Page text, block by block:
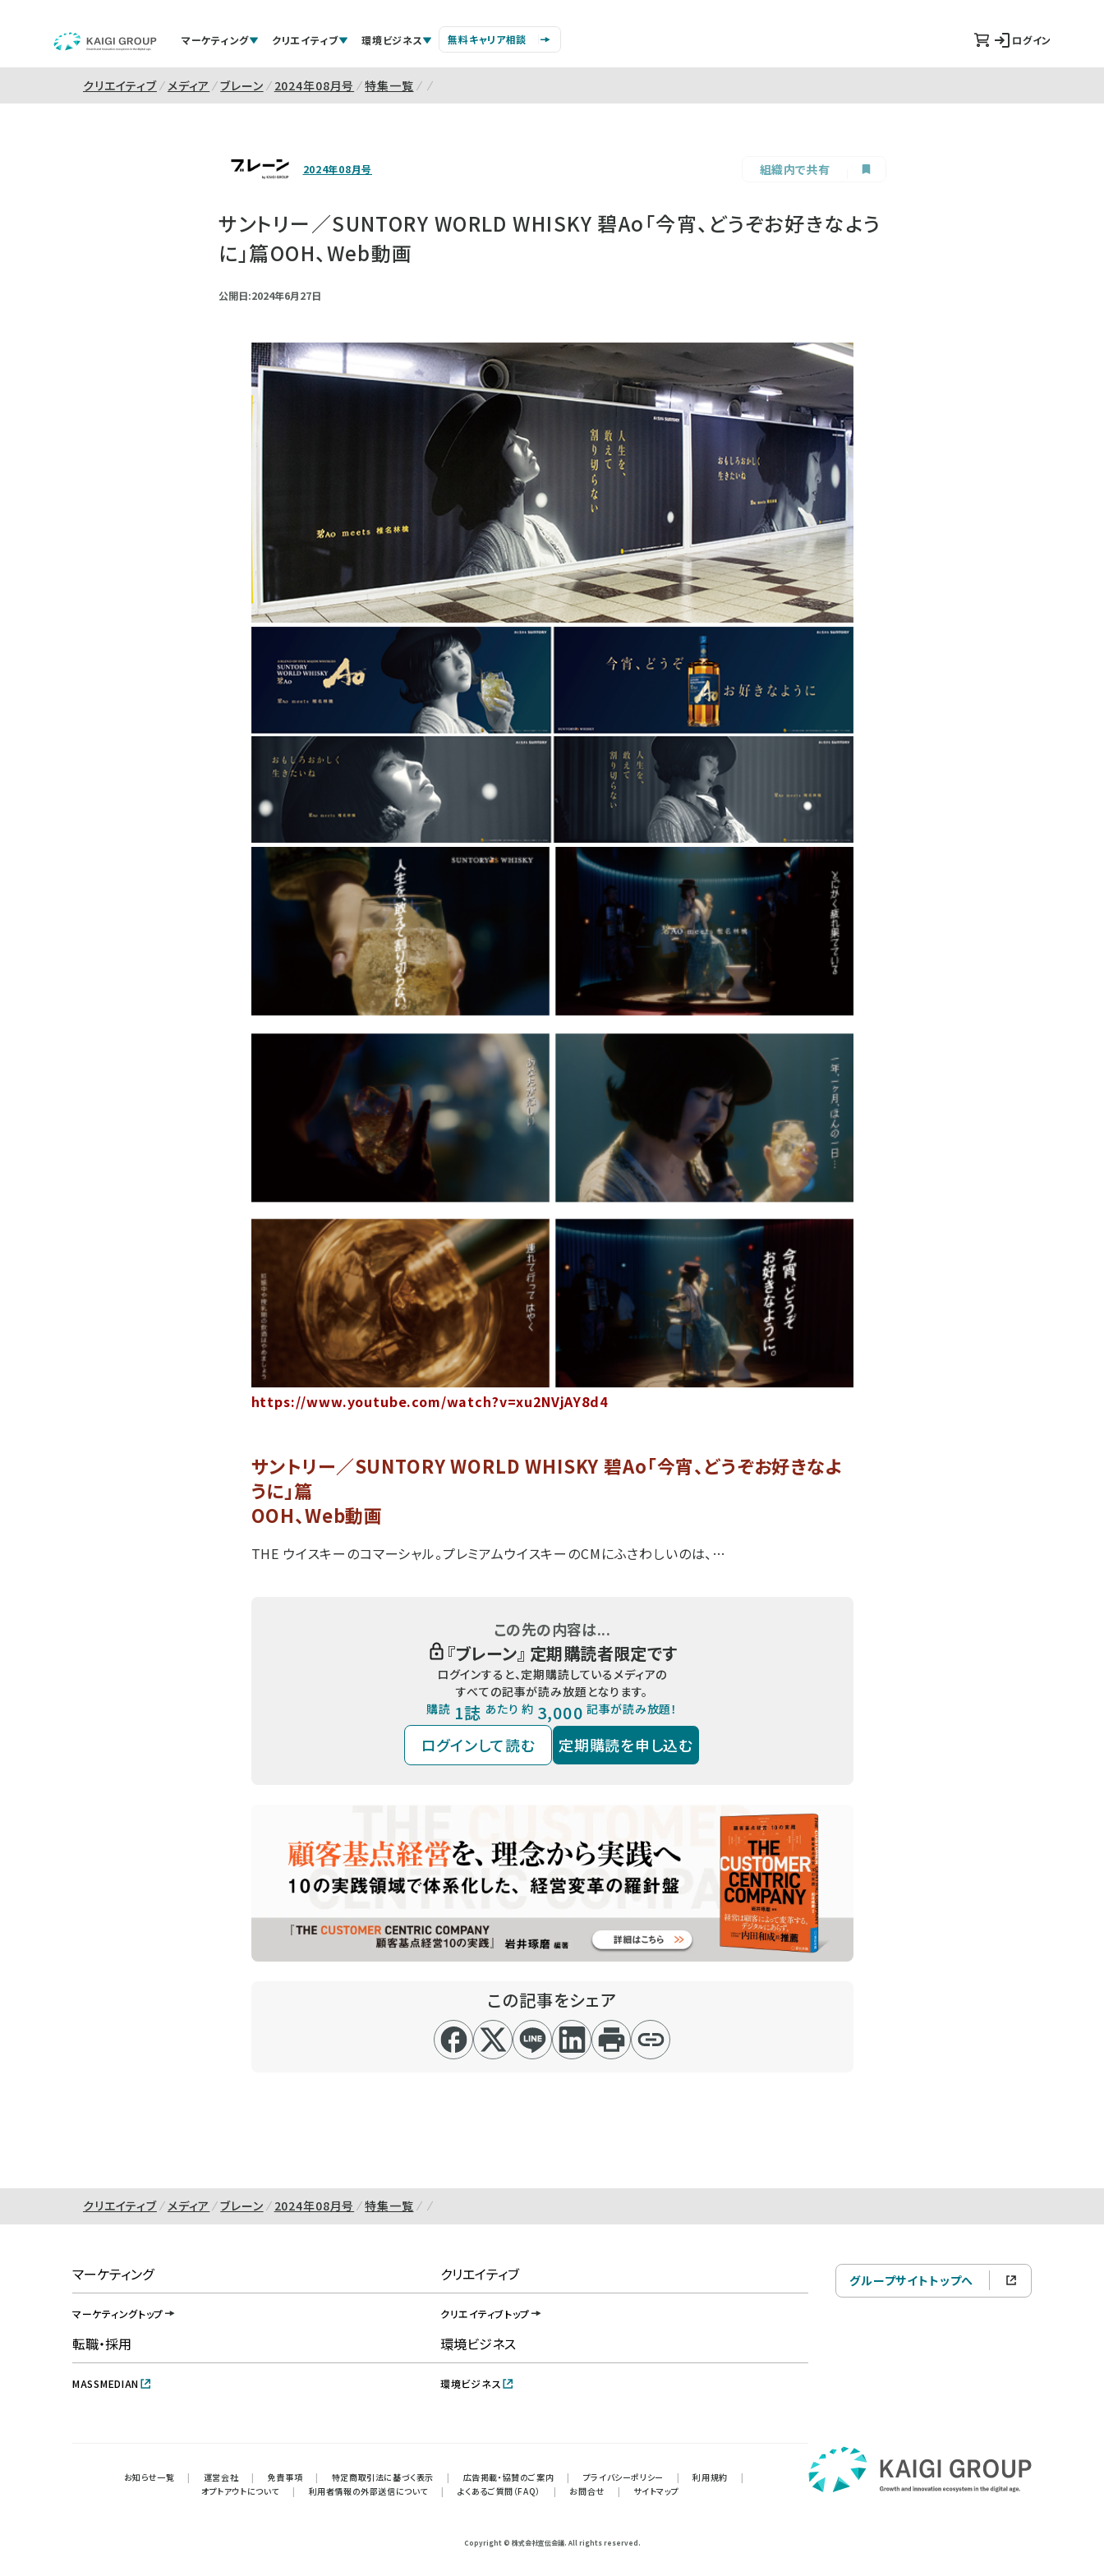
マーケティング クリエイティブ 環境ビジネス 無料キャリア相談 ログイン
クリエイティブ メディア ブレーン 2024年08月号 特集一覧
2024年08月号 組織内で共有
サントリー／SUNTORY WORLD WHISKY 碧Ao「今宵、どうぞお好きなよう
に」篇OOH、Web動画
公開日:2024年6月27日
https://www.youtube.com/watch?v=xu2NVjAY8d4
サントリー／SUNTORY WORLD WHISKY 碧Ao「今宵、どうぞお好きなよ
うに」篇
OOH、Web動画
THE ウイスキーのコマーシャル。プレミアムウイスキーのCMにふさわしいのは、…
この先の内容は...
『ブレーン』 定期購読者限定です
ログインすると、定期購読しているメディアの
すべての記事が読み放題となります。
購読 1誌 あたり 約 3,000 記事が読み放題！
ログインして読む 定期購読を申し込む
この記事をシェア
クリエイティブ メディア ブレーン 2024年08月号 特集一覧
マーケティング
マーケティングトップ
クリエイティブ
クリエイティブトップ
転職・採用
MASSMEDIAN
環境ビジネス
環境ビジネス
お知らせ一覧 | 運営会社 | 免責事項 | 特定商取引法に基づく表示 | 広告掲載・協賛のご案内 | プライバシーポリシー | 利用規約
|
オプトアウトについて
| 利用者情報の外部送信について | よくあるご質問（FAQ） | お問合せ | サイトマップ
グループサイトトップへ
Copyright © 株式会社宣伝会議. All rights reserved.